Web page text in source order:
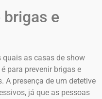
brigas e
as casas de show
para prevenir brigas e
A presença de um detetive
já que as pessoas